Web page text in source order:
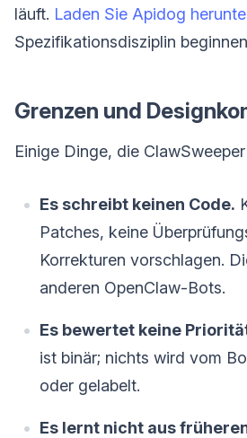
läuft. Laden Sie Apidog
Spezifikationsdisziplin
Grenzen und
Einige Dinge, die
Es schreibt keinen Code.
Patches, keine
Korrekturen vorschlagen.
anderen OpenClaw-Bots.
Es bewertet keine
ist binär; nichts wird vom
oder gelabelt.
Es lernt nicht aus